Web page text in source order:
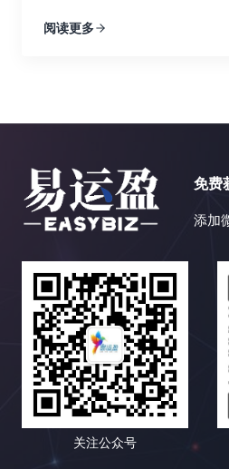
略，内容管理系统，更新与维
阅读更多
免费
添加
关注公众号